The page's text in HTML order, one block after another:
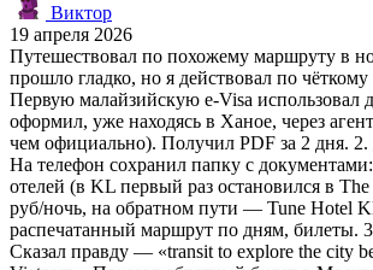
Виктор
19 апреля 2026
Путешествовал по похожему маршруту в
прошло гладко, но я действовал по
Первую малайзийскую e-Visa использовал
оформил, уже находясь в Ханое, через
чем официально). Получил PDF за 2 дня. 2.
На телефон сохранил папку с
отелей (в KL первый раз остановился в
руб/ночь, на обратном пути — Tune Hotel
распечатанный маршрут по дням, билеты.
Сказал правду — «transit to explore the city